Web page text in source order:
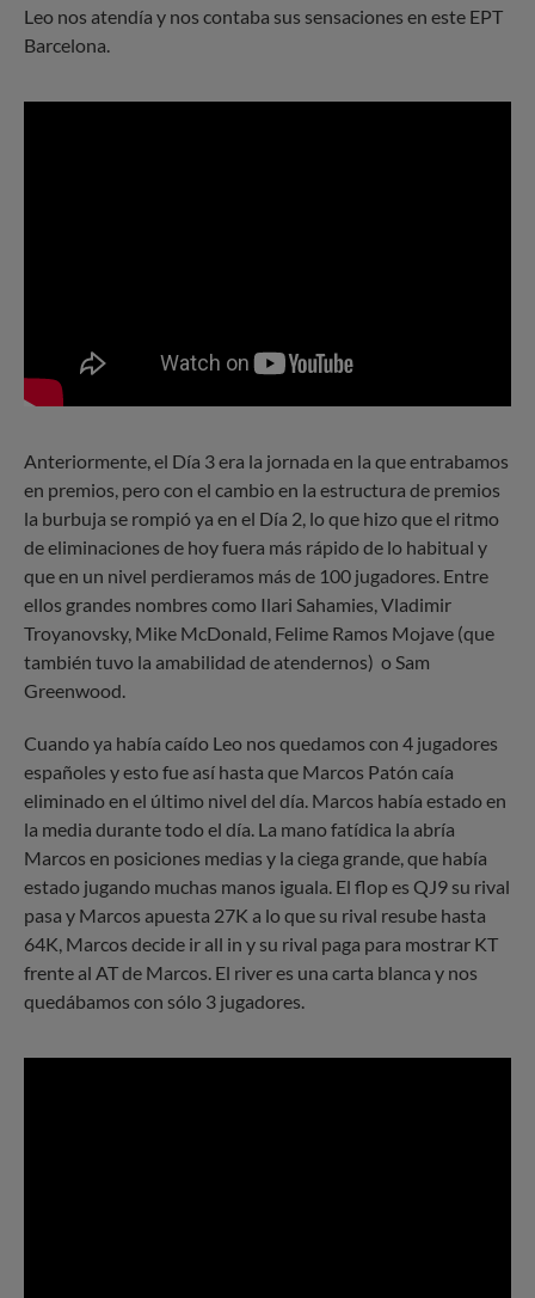
Leo nos atendía y nos contaba sus sensaciones en este EPT
Barcelona.
Anteriormente, el Día 3 era la jornada en la que entrabamos
en premios, pero con el cambio en la estructura de premios
la burbuja se rompió ya en el Día 2, lo que hizo que el ritmo
de eliminaciones de hoy fuera más rápido de lo habitual y
que en un nivel perdieramos más de 100 jugadores. Entre
ellos grandes nombres como Ilari Sahamies, Vladimir
Troyanovsky, Mike McDonald, Felime Ramos Mojave (que
también tuvo la amabilidad de atendernos) o Sam
Greenwood.
Cuando ya había caído Leo nos quedamos con 4 jugadores
españoles y esto fue así hasta que Marcos Patón caía
eliminado en el último nivel del día. Marcos había estado en
la media durante todo el día. La mano fatídica la abría
Marcos en posiciones medias y la ciega grande, que había
estado jugando muchas manos iguala. El flop es QJ9 su rival
pasa y Marcos apuesta 27K a lo que su rival resube hasta
64K, Marcos decide ir all in y su rival paga para mostrar KT
frente al AT de Marcos. El river es una carta blanca y nos
quedábamos con sólo 3 jugadores.